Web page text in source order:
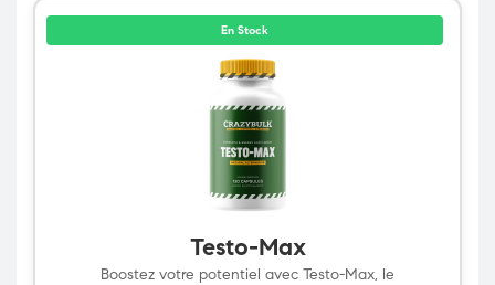
En Stock
Testo-Max
Boostez votre potentiel avec Testo-Max, le